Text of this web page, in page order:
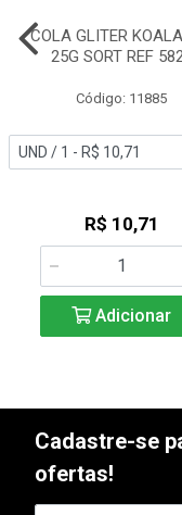
COLA GLITER
25G SORT REF
Código: 11885
R$ 10,71
Adicionar
Cadastre-se
ofertas!